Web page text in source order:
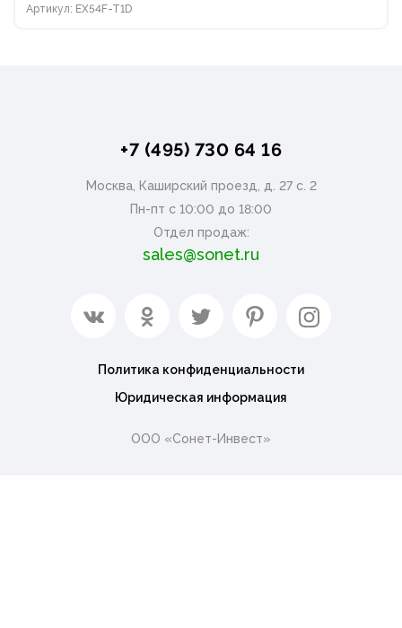
Артикул: EX54F-T1D
+7 (495) 730 64 16
Москва, Каширский проезд, д. 27 с. 2
Пн-пт с 10:00 до 18:00
Отдел продаж:
sales@sonet.ru
Политика конфиденциальности
Юридическая информация
ООО «Сонет-Инвест»